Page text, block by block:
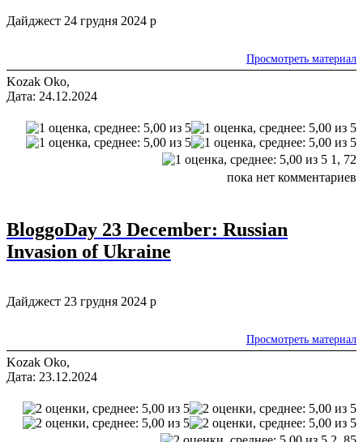
Дайджест 24 грудня 2024 р
Просмотреть материал
Kozak Oko,
Дата: 24.12.2024
1, 72
пока нет комментариев
BloggoDay 23 December: Russian
Invasion of Ukraine
Дайджест 23 грудня 2024 р
Просмотреть материал
Kozak Oko,
Дата: 23.12.2024